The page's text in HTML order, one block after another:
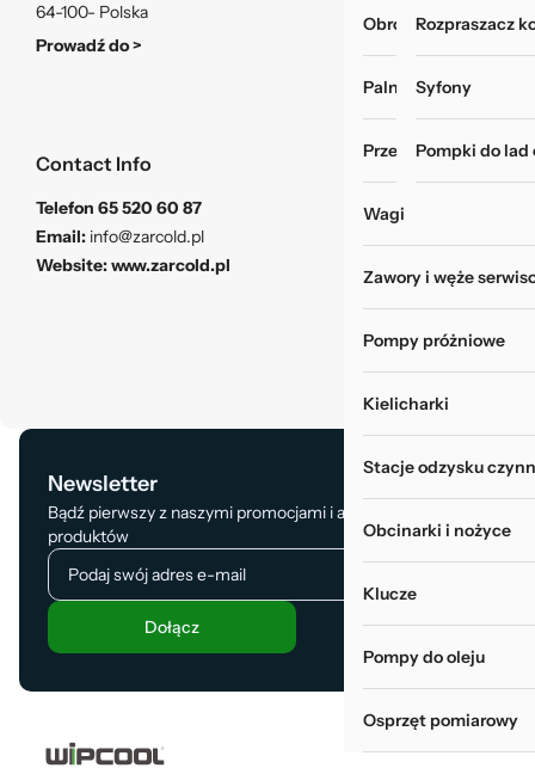
Pokrowce do
Myjki do rur i
Obróbka rur
Palniki i zgrzewarki
Przechowywanie
Wagi
Zawory i węże
Pompy próżniowe
Kielicharki
Stacje odzysku
Obcinarki i nożyce
Klucze
Pompy do oleju
Osprzęt pomiarowy
Rozpraszacz
Syfony
Pompki do lad
64-100- Polska
Prowadź do >
Contact Info
Telefon 65 520 60 87
Email: info@zarcold.pl
Website:www.zarcold.pl
Newsletter
Bądź pierwszy z naszymi promocjami i aktualizacją
produktów
Dołącz